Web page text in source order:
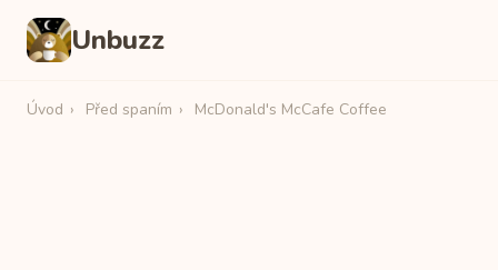
Unbuzz
Úvod › Před spaním › McDonald's McCafe Coffee